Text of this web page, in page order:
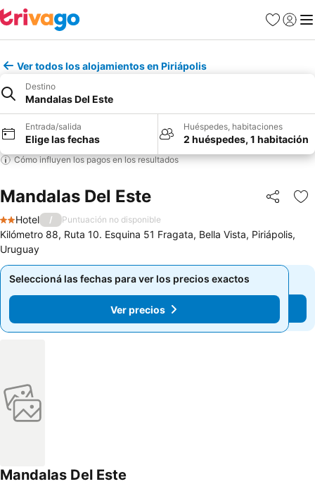
Favoritos
Iniciar
Ver todos los alojamientos en Piriápolis
Destino
Mandalas Del Este
Entrada/salida
Elige las fechas
Huéspedes, habitaciones
2 huéspedes, 1 habitación
Cómo influyen los pagos en los resultados
Mandalas Del Este Compartir
2 Estrellas
Hotel / Puntuación no disponible
Kilómetro 88, Ruta 10. Esquina 51 Fragata, Bella Vista, Piriápolis,
Uruguay
Seleccioná las fechas para ver los precios exactos
Ver precios
Seleccioná las fechas para ver los precios exactos
Ver precios
Mandalas Del Este